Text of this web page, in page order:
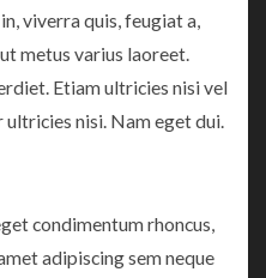
viverra quis, feugiat a,
metus varius laoreet.
Etiam ultricies nisi vel
nisi. Nam eget dui.
condimentum rhoncus,
adipiscing sem neque